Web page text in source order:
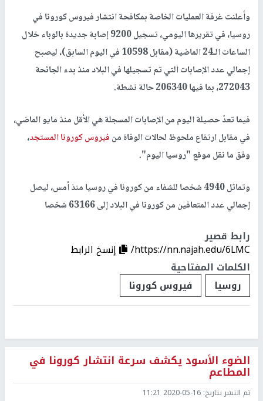
وأعلنت غرفة العمليات الخاصة بمكافحة انتشار فيروس كورونا في
روسيا، في تقريرها اليومي، تسجيل 9200 إصابة جديدة بالوباء خلال
الساعات الـ24 الماضية (مقابل 10598 في اليوم السابق)، ليصبح
إجمالي عدد الإصابات التي تم تسجيلها في البلاد منذ بدء الجائحة
272043، بما فيها 206340 حالة نشطة.
فيما تعدّ حصيلة اليوم من الإصابات المسجلة هي الأقل منذ مايو الماضي،
في مقابل ارتفاع ملحوظ لحالات الوفاة منفيروس كورونا المستجد،
وفق ما نقل موقع "روسيا اليوم".
وتماثل 4940 شخصا للشفاء من كورونا في روسيا منذ أمس، ليصل
إجمالي عدد المتعافين من كورونا في البلاد إلى 63166 شخصا
رابط قصير
https://nn.najah.edu/6LMC/
إنسخ الرابط
الكلمات المفتاحية
روسيا
فيروس كورونا
الضوء الأسود يكشف سرعة انتشار كورونا في
المطاعم
تم النشر بتاريخ: 2020-05-16 11:21